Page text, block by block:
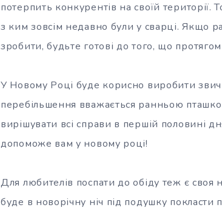
потерпить конкурентів на своїй території.
з ким зовсім недавно були у сварці. Якщо
зробити, будьте готові до того, що
У Новому Році буде корисно виробити
перебільшення вважається ранньою
вирішувати всі справи в першій половині
допоможе вам у новому році!
Для любителів поспати до обіду теж є
буде в новорічну ніч під подушку